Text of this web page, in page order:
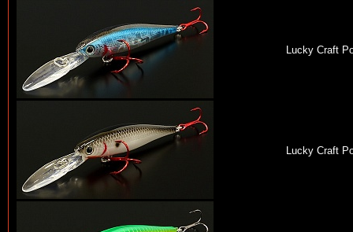
Lucky Craft
Lucky Craft